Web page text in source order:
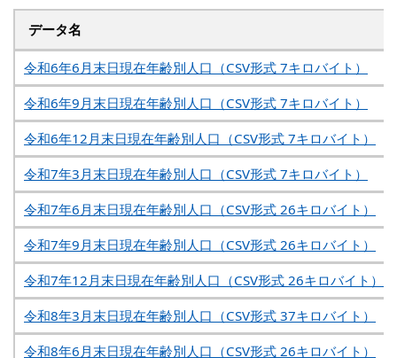
データ名
令和6年6月末日現在年齢別人口（CSV形式 7キロバイト）
令和6年9月末日現在年齢別人口（CSV形式 7キロバイト）
令和6年12月末日現在年齢別人口（CSV形式 7キロバイト）
令和7年3月末日現在年齢別人口（CSV形式 7キロバイト）
令和7年6月末日現在年齢別人口（CSV形式 26キロバイト）
令和7年9月末日現在年齢別人口（CSV形式 26キロバイト）
令和7年12月末日現在年齢別人口（CSV形式 26キロバイト）
令和8年3月末日現在年齢別人口（CSV形式 37キロバイト）
令和8年6月末日現在年齢別人口（CSV形式 26キロバイト）